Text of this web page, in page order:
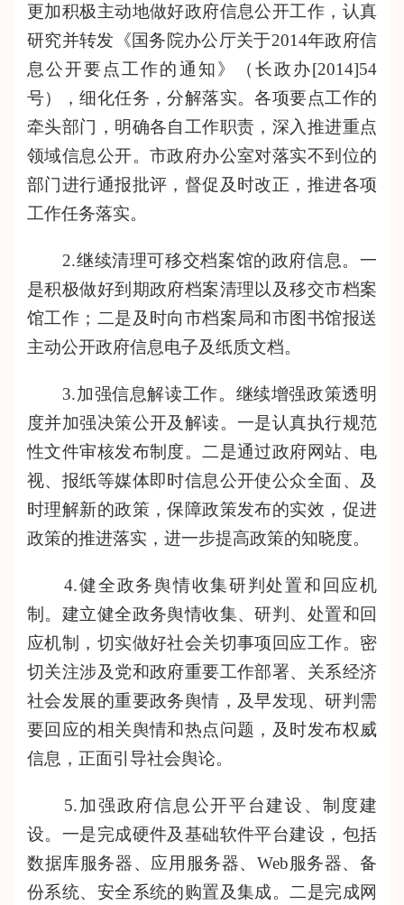
更加积极主动地做好政府信息公开工作， 认真
研究并转发 《国务院办公厅关于2014年政府信
息公开要点 工作的通知》（长政办[2014]54
号），细化任务，分解落实。各项要点工作的
牵头部门， 明确各自工作职责，深入推进重点
领域信息公开。市政府办公室对落实不到位的
部门进行通报批评，督促 及时改正 ， 推进各项
工作任务落实。
2.继续清理可移交档案馆的政府信息。一
是积极做好到期政府档案清理以及移交市档案
馆工作；二是及时向市档案局和市图书馆报送
主动公开政府信息电子及纸质文档。
3.加强信息解读工作。继续增强政策透明
度并加强决策公开及解读。一是认真执行规范
性文件审核发布制度。二是通过政府网站、电
视、报纸等媒体即时信息公开使公众全面、及
时理解新的政策，保障政策发布的实效，促进
政策的推进落实，进一步提高政策的知晓度。
4.健全政务舆情收集研判处置和回应机
制。建立健全政务舆情收集、研判、处置和回
应机制，切实做好社会关切事项回应工作。密
切关注涉及党和政府重要工作部署、关系经济
社会发展的重要政务舆情，及早发现、研判需
要回应的相关舆情和热点问题，及时发布权威
信息，正面引导社会舆论。
5.加强政府信息公开平台建设、 制度建
设。一是完成硬件及基础软件平台建设，包括
数据库服务器、应用服务器、Web服务器、备
份系统、安全系统的购置及集成。二是完成网